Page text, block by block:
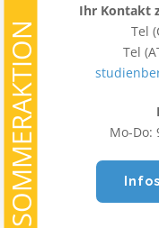
Ihr Kontakt
Tel
Tel
Mo-Do:
SOMMERAKTION